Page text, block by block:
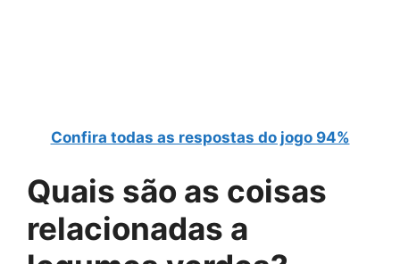
Confira todas as respostas do jogo 94%
Quais são as coisas
relacionadas a